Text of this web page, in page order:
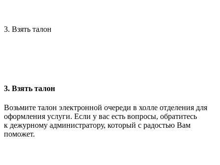
3. Взять талон
3. Взять талон
Возьмите талон электронной очереди в холле отделения для
оформления услуги. Если у вас есть вопросы, обратитесь
к дежурному администратору, который с радостью Вам
поможет.